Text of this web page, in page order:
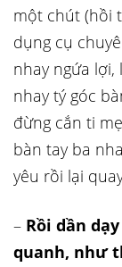
một chút (hồi
dụng cụ
nhay ngứa
nhay tý góc
đừng cắn ti
bàn tay ba
yêu rồi lại
– Rồi dần
quanh, như